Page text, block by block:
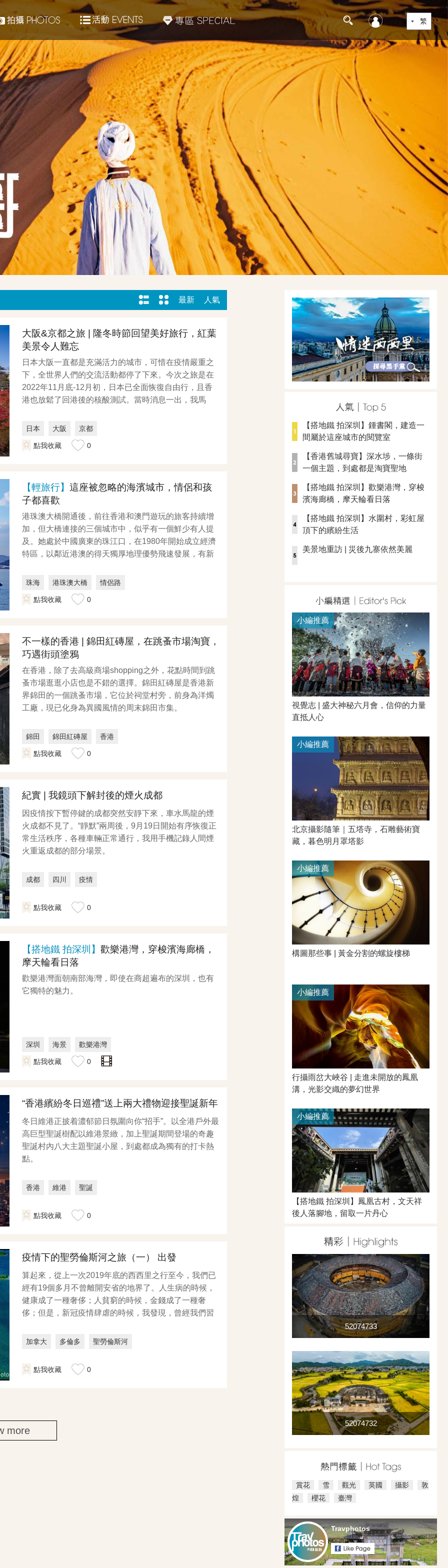
最新 人氣
大阪&京都之旅 | 隆冬時節回望美好旅行，紅葉
美景令人難忘
日本大阪一直都是充滿活力的城市，可惜在疫情嚴重之
下，全世界人們的交流活動都停了下來。今次之旅是在
2022年11月底-12月初，日本已全面恢復自由行，且香
港也放鬆了回港後的核酸測試。當時消息一出，我馬
日本 大阪 京都
點我收藏 0
【輕旅行】 這座被忽略的海濱城市，情侶和孩
子都喜歡
港珠澳大橋開通後，前往香港和澳門遊玩的旅客持續增
加，但大橋連接的三個城市中，似乎有一個鮮少有人提
及。她處於中國廣東的珠江口，在1980年開始成立經濟
特區，以鄰近港澳的得天獨厚地理優勢飛速發展，有新
珠海 港珠澳大橋 情侶路
點我收藏 0
不一樣的香港 | 錦田紅磚屋，在跳蚤市場淘寶，
巧遇街頭塗鴉
在香港，除了去高級商場shopping之外，花點時間到跳
蚤市場逛逛小店也是不錯的選擇。錦田紅磚屋是香港新
界錦田的一個跳蚤市場，它位於祠堂村旁，前身為洋燭
工廠，現已化身為異國風情的周末錦田市集。
錦田 錦田紅磚屋 香港
點我收藏 0
紀實 | 我鏡頭下解封後的煙火成都
因疫情按下暫停鍵的成都突然安靜下來，車水馬龍的煙
火成都不見了。“靜默”兩周後，9月19日開始有序恢復正
常生活秩序，各種車輛正常通行，我用手機記錄人間煙
火重返成都的部分場景。
成都 四川 疫情
點我收藏 0
【搭地鐵 拍深圳】 歡樂港灣，穿梭濱海廊橋，
摩天輪看日落
歡樂港灣面朝南部海灣，即使在商超遍布的深圳，也有
它獨特的魅力。
深圳 海景 歡樂港灣
點我收藏 0
“香港繽紛冬日巡禮”送上兩大禮物迎接聖誕新年
冬日維港正披着濃郁節日氛圍向你“招手”。以全港戶外最
高巨型聖誕樹配以維港景緻，加上聖誕期間登場的奇趣
聖誕村內八大主題聖誕小屋，到處都成為獨有的打卡熱
點。
香港 維港 聖誕
點我收藏 0
疫情下的聖勞倫斯河之旅（一） 出發
算起來，從上一次2019年底的西西里之行至今，我們已
經有19個多月不曾離開安省的地界了。人生病的時候，
健康成了一種奢侈；人貧窮的時候，金錢成了一種奢
侈；但是，新冠疫情肆虐的時候，我發現，曾經我們習
加拿大 多倫多 聖勞倫斯河
點我收藏 0
more
【搭地鐵 拍深圳】鍾書閣，建造一
間屬於這座城市的閱覽室
【香港舊城尋寶】深水埗，一條街
一個主題，到處都是淘寶聖地
【搭地鐵 拍深圳】歡樂港灣，穿梭
濱海廊橋，摩天輪看日落
【搭地鐵 拍深圳】水圍村，彩虹屋
頂下的繽紛生活
美景地重訪 | 災後九寨依然美麗
視覺志 | 盛大神秘六月會，信仰的力量
直抵人心
小編推薦
北京攝影隨筆｜​五塔寺，石雕藝術寶
藏，暮色明月罩塔影
小編推薦
構圖那些事 | 黃金分割的螺旋樓梯
小編推薦
行攝雨岔大峽谷 | 走進未開放的鳳凰
溝，光影交織的夢幻世界
小編推薦
【搭地鐵 拍深圳】鳳凰古村，文天祥
後人落腳地，留取一片丹心
小編推薦
52074733
52074732
賞花 雪 觀光 英國 攝影
敦
煌
櫻花 臺灣
Travphotos